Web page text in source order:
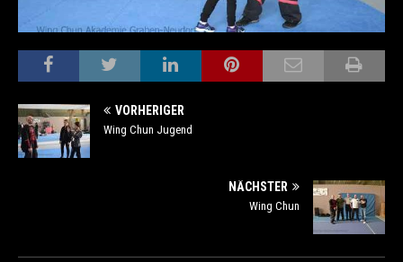
VORHERIGER
Wing Chun Jugend
NÄCHSTER
Wing Chun